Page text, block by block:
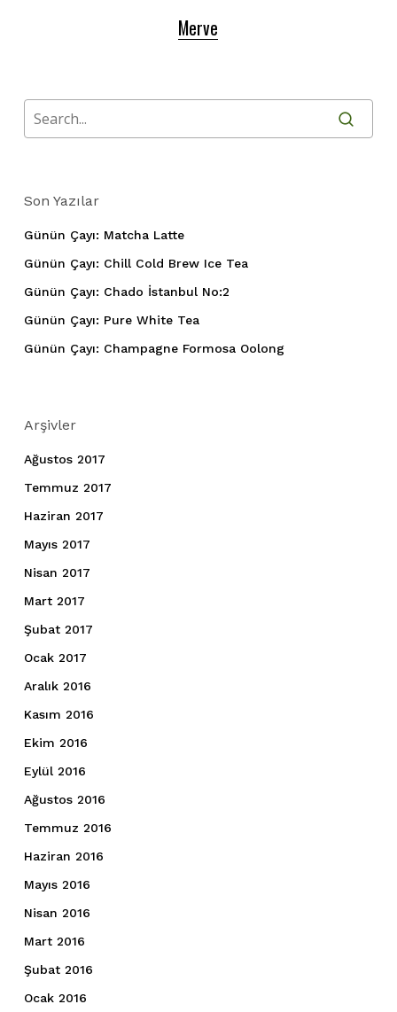
Merve
Son Yazılar
Günün Çayı: Matcha Latte
Günün Çayı: Chill Cold Brew Ice Tea
Günün Çayı: Chado İstanbul No:2
Günün Çayı: Pure White Tea
Günün Çayı: Champagne Formosa Oolong
Arşivler
Ağustos 2017
Temmuz 2017
Haziran 2017
Mayıs 2017
Nisan 2017
Mart 2017
Şubat 2017
Ocak 2017
Aralık 2016
Kasım 2016
Ekim 2016
Eylül 2016
Ağustos 2016
Temmuz 2016
Haziran 2016
Mayıs 2016
Nisan 2016
Mart 2016
Şubat 2016
Ocak 2016